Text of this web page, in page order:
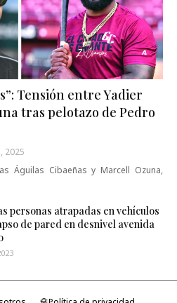
Tensión entre Yadier
tras pelotazo de Pedro
2025
Águilas Cibaeñas y Marcell Ozuna,
personas atrapadas en vehículos
de pared en desnivel avenida